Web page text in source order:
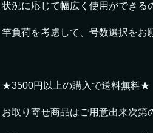
状況に応じて幅広く使用ができる
竿負荷を考慮して、号数選択をお
★3500円以上の購入で送料無料★
お取り寄せ商品はご用意出来次第